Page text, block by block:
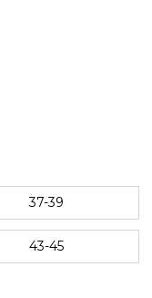
37-39
43-45